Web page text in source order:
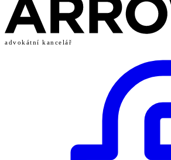
advokátní kancelář